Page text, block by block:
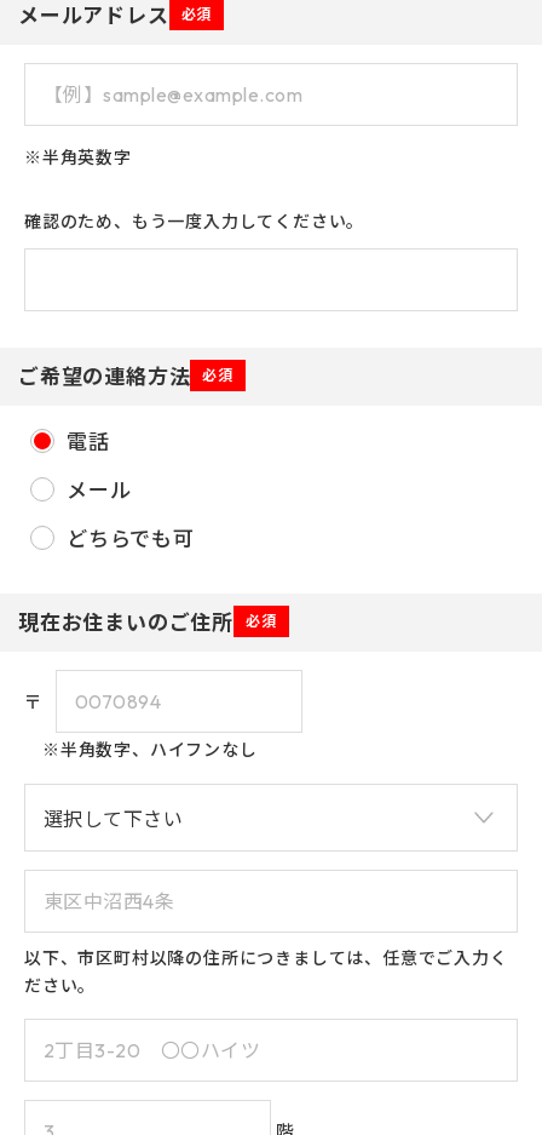
メールアドレス 必須
※半角英数字
確認のため、もう一度入力してください。
ご希望の連絡方法 必須
電話
メール
どちらでも可
現在お住まいのご住所 必須
〒
※半角数字、ハイフンなし
以下、市区町村以降の住所につきましては、任意でご入力く
ださい。